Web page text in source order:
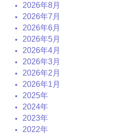
2026年8月
2026年7月
2026年6月
2026年5月
2026年4月
2026年3月
2026年2月
2026年1月
2025年
2024年
2023年
2022年